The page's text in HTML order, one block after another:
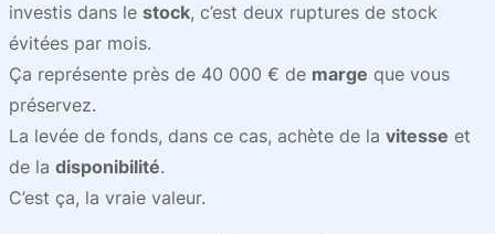
investis dans le stock, c’est deux ruptures de stock
évitées par mois.
Ça représente près de 40 000 € de marge que vous
préservez.
La levée de fonds, dans ce cas, achète de la vitesse et
de la disponibilité.
C’est ça, la vraie valeur.